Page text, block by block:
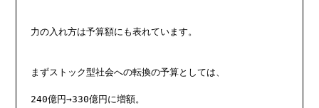
力の入れ方は予算額にも表れています。
まずストック型社会への転換の予算としては、
240億円→330億円に増額。